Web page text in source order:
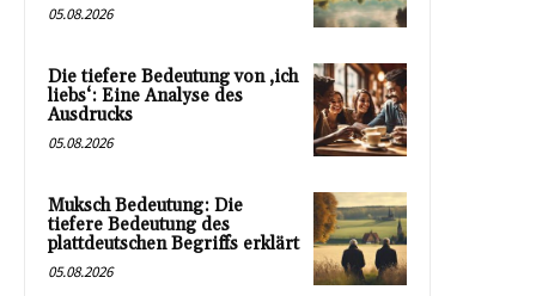
05.08.2026
Die tiefere Bedeutung von ‚ich
liebs‘: Eine Analyse des
Ausdrucks
05.08.2026
Muksch Bedeutung: Die
tiefere Bedeutung des
plattdeutschen Begriffs erklärt
05.08.2026